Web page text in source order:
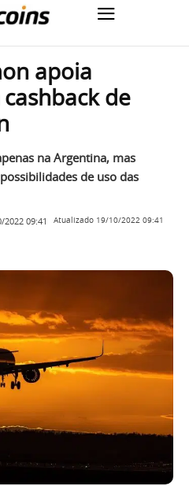
apoia
de
na Argentina, mas
de uso das
2022 09:41 Atualizado 19/10/2022 09:41